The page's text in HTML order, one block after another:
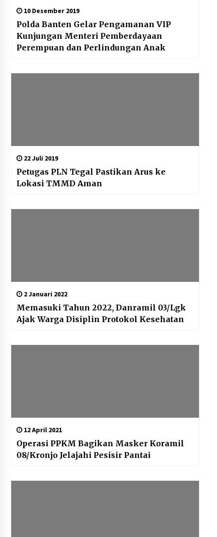
10 Desember 2019
Polda Banten Gelar Pengamanan VIP
Kunjungan Menteri Pemberdayaan
Perempuan dan Perlindungan Anak
22 Juli 2019
Petugas PLN Tegal Pastikan Arus ke
Lokasi TMMD Aman
2 Januari 2022
Memasuki Tahun 2022, Danramil 03/Lgk
Ajak Warga Disiplin Protokol Kesehatan
12 April 2021
Operasi PPKM Bagikan Masker Koramil
08/Kronjo Jelajahi Pesisir Pantai